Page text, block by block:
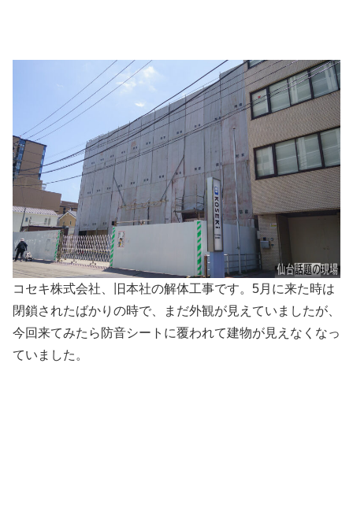
コセキ株式会社、旧本社の解体工事です。5月に来た時は
閉鎖されたばかりの時で、まだ外観が見えていましたが、
今回来てみたら防音シートに覆われて建物が見えなくなっ
ていました。